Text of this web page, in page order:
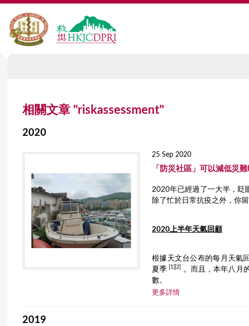
相關文章 "riskassessment"
2020
25 Sep 2020
「防災社區」可以減低災
2020年已經過了一大半，眨
除了忙於日常抗疫之外，你
2020上半年天氣回顧
根據天文台公布的每月天氣
夏季
[1][2]
。而且，本年八月
數。
更多詳情
2019